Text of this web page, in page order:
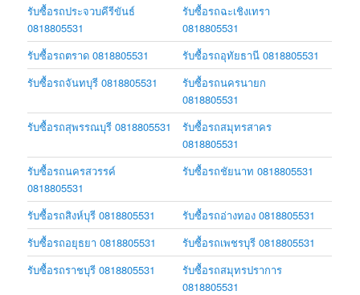
รับซื้อรถประจวบคีรีขันธ์
0818805531
รับซื้อรถฉะเชิงเทรา
0818805531
รับซื้อรถตราด 0818805531
รับซื้อรถอุทัยธานี 0818805531
รับซื้อรถจันทบุรี 0818805531
รับซื้อรถนครนายก
0818805531
รับซื้อรถสุพรรณบุรี 0818805531
รับซื้อรถสมุทรสาคร
0818805531
รับซื้อรถนครสวรรค์
0818805531
รับซื้อรถชัยนาท 0818805531
รับซื้อรถสิงห์บุรี 0818805531
รับซื้อรถอ่างทอง 0818805531
รับซื้อรถอยุธยา 0818805531
รับซื้อรถเพชรบุรี 0818805531
รับซื้อรถราชบุรี 0818805531
รับซื้อรถสมุทรปราการ
0818805531